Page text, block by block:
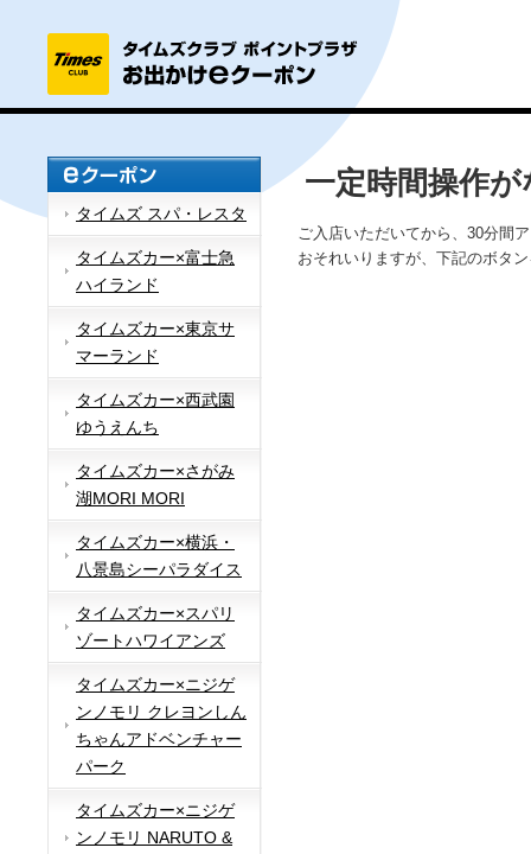
タイムズ スパ・レスタ
タイムズカー×富士急
ハイランド
タイムズカー×東京サ
マーランド
タイムズカー×西武園
ゆうえんち
タイムズカー×さがみ
湖MORI MORI
タイムズカー×横浜・
八景島シーパラダイス
タイムズカー×スパリ
ゾートハワイアンズ
タイムズカー×ニジゲ
ンノモリ クレヨンしん
ちゃんアドベンチャー
パーク
タイムズカー×ニジゲ
ンノモリ NARUTO &
一定時間操作
ご入店いただいてから、30分間
おそれいりますが、下記のボタ